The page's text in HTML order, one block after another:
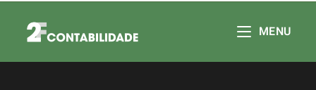
MENU